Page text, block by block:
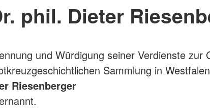
phil. Dieter
und Würdigung seiner Verdienste zur
Sammlung in
Riesenberger